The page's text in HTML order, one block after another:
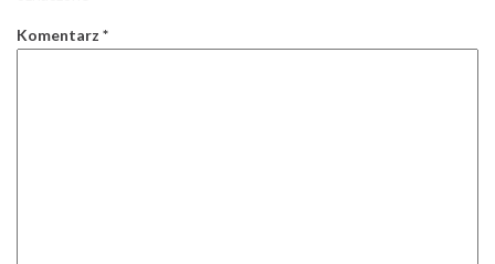
Komentarz *